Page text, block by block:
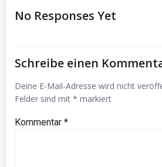
No Responses Yet
Schreibe einen
Deine E-Mail-Adresse wird nicht
Felder sind mit * markiert
Kommentar *